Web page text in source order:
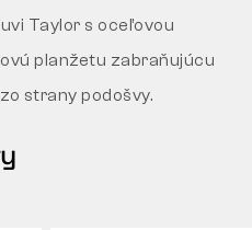
Taylor s oceľovou
planžetu zabraňujúcu
strany podošvy.